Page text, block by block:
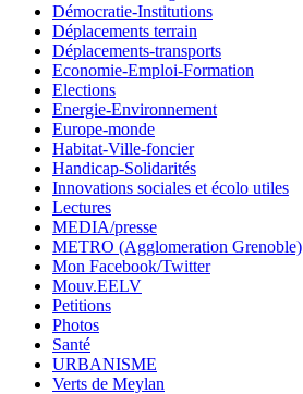
Démocratie-Institutions
Déplacements terrain
Déplacements-transports
Economie-Emploi-Formation
Elections
Energie-Environnement
Europe-monde
Habitat-Ville-foncier
Handicap-Solidarités
Innovations sociales et écolo utiles
Lectures
MEDIA/presse
METRO (Agglomeration Grenoble)
Mon Facebook/Twitter
Mouv.EELV
Petitions
Photos
Santé
URBANISME
Verts de Meylan